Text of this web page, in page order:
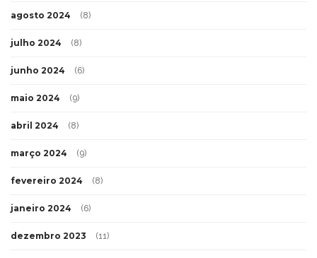
agosto 2024 (8)
julho 2024 (8)
junho 2024 (6)
maio 2024 (9)
abril 2024 (8)
março 2024 (9)
fevereiro 2024 (8)
janeiro 2024 (6)
dezembro 2023 (11)